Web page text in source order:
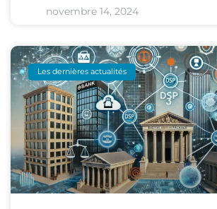
novembre 14, 2024
Les dernières actualités